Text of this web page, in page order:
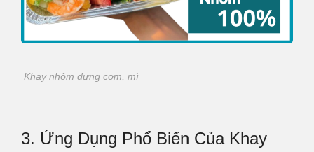
Khay nhôm đựng cơm, mì
3. Ứng Dụng Phổ Biến Của Khay